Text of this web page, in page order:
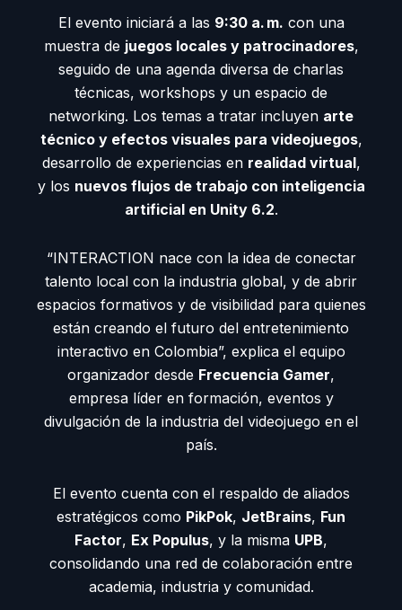
El evento iniciará a las 9:30 a. m. con una
muestra de juegos locales y patrocinadores,
seguido de una agenda diversa de charlas
técnicas, workshops y un espacio de
networking. Los temas a tratar incluyen arte
técnico y efectos visuales para videojuegos,
desarrollo de experiencias en realidad virtual,
y los nuevos flujos de trabajo con inteligencia
artificial en Unity 6.2.
“INTERACTION nace con la idea de conectar
talento local con la industria global, y de abrir
espacios formativos y de visibilidad para quienes
están creando el futuro del entretenimiento
interactivo en Colombia”, explica el equipo
organizador desde Frecuencia Gamer,
empresa líder en formación, eventos y
divulgación de la industria del videojuego en el
país.
El evento cuenta con el respaldo de aliados
estratégicos como PikPok, JetBrains, Fun
Factor, Ex Populus, y la misma UPB,
consolidando una red de colaboración entre
academia, industria y comunidad.